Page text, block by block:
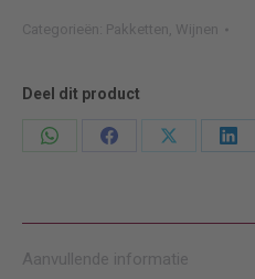
pakket
aantal
Categorieën: Pakketten, Wijnen
Deel dit product
Deel
Deel
Deel
Deel
Aanvullende informatie